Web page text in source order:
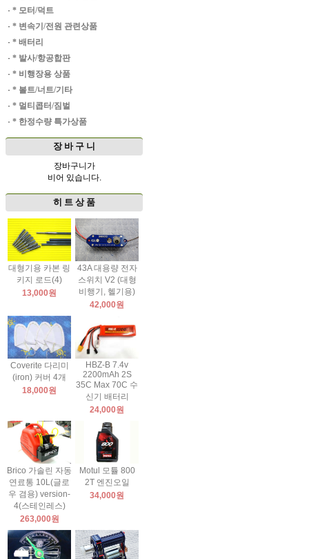
· * 모터/덕트
· * 변속기/전원 관련상품
· * 배터리
· * 발사/항공합판
· * 비행장용 상품
· * 볼트/너트/기타
· * 멀티콥터/짐벌
· * 한정수량 특가상품
장 바 구 니
장바구니가
비어 있습니다.
히 트 상 품
대형기용 카본 링
키지 로드(4)
13,000원
43A 대용량 전자
스위치 V2 (대형
비행기, 헬기용)
42,000원
Coverite 다리미
(iron) 커버 4개
18,000원
HBZ-B 7.4v
2200mAh 2S
35C Max 70C 수
신기 배터리
24,000원
Brico 가솔린 자동
연료통 10L(글로
우 겸용) version-
4(스테인레스)
263,000원
Motul 모튤 800
2T 엔진오일
34,000원